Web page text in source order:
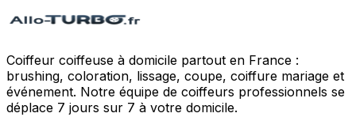
Coiffeur coiffeuse à domicile partout en France :
brushing, coloration, lissage, coupe, coiffure mariage et
événement. Notre équipe de coiffeurs professionnels se
déplace 7 jours sur 7 à votre domicile.